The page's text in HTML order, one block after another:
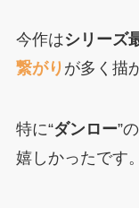
今作はシリーズ
繋がり が多く描
特に“ダンロー”
嬉しかったです。